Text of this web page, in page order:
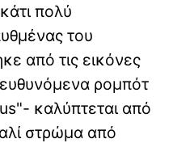
πολύ
του
από τις εικόνες
ρομπότ
καλύπτεται από
στρώμα από